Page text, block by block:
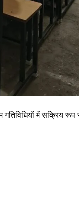
गतिविधियों में सक्रिय रूप